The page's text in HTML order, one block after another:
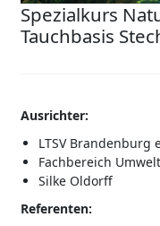
Spezialkurs
Tauchbasis
Ausrichter:
LTSV Brandenburg
Fachbereich Umwelt
Silke Oldorff
Referenten: